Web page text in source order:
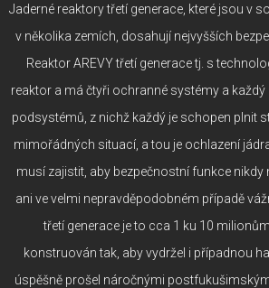
Jaderné reaktory třetí generace, které jsou v
v několika zemích, dosahují nejvyšších
Reaktor AREVY třetí generace tj. s
reaktor a má čtyři ochranné systémy a
podsystémů, z nichž každý je schopen plnit
mimořádných situací, a tou je ochlazení
musí zajistit, aby bezpečnostní funkce nikdy
ani ve velmi nepravděpodobném případě
třetí generace je to cca 1 ku 10
konstruován tak, aby vydržel i případnou
úspěšně prošel náročnými